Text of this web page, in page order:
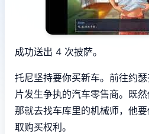
成功送出 4 次披萨。
托尼坚持要你买新车。前往约
片发生争执的汽车零售商。既然
那就去找车库里的机械师，他
取购买权利。